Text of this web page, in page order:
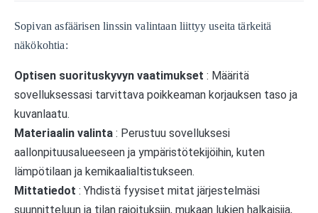
Sopivan asfäärisen linssin valintaan liittyy useita tärkeitä
näkökohtia:
Optisen suorituskyvyn vaatimukset : Määritä
sovelluksessasi tarvittava poikkeaman korjauksen taso ja
kuvanlaatu.
Materiaalin valinta : Perustuu sovelluksesi
aallonpituusalueeseen ja ympäristötekijöihin, kuten
lämpötilaan ja kemikaalialtistukseen.
Mittatiedot : Yhdistä fyysiset mitat järjestelmäsi
suunnitteluun ja tilan rajoituksiin, mukaan lukien halkaisija,